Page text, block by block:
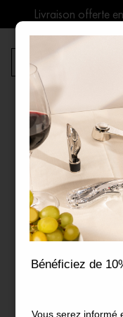
contenu
de
produits
innovation pour
Bénéficiez de
Vous serez informé